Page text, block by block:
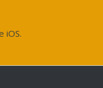
iOS.